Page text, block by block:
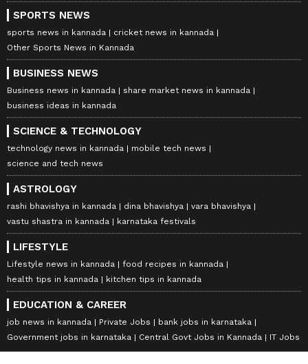
SPORTS NEWS
sports news in kannada
cricket news in kannada
Other Sports News in Kannada
BUSINESS NEWS
Business news in kannada
share market news in kannada
business ideas in kannada
SCIENCE & TECHNOLOGY
technology news in kannada
mobile tech news
science and tech news
ASTROLOGY
rashi bhavishya in kannada dina bhavishya
vara bhavishya
vastu shastra in kannada
karnataka festivals
LIFESTYLE
Lifestyle news in kannada
food recipes in kannada
health tips in kannada
kitchen tips in kannada
EDUCATION & CAREER
job news in kannada Private Jobs
bank jobs in karnataka
Government jobs in karnataka
Central Govt Jobs in Kannada IT Jobs